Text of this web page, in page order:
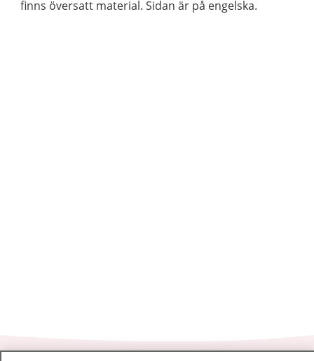
finns översatt material. Sidan är på engelska.